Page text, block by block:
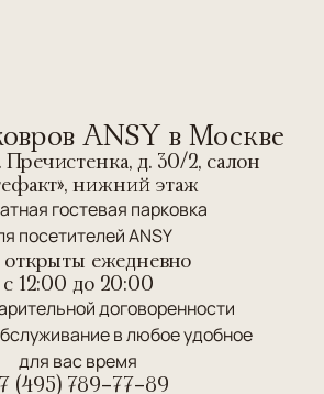
ANSY в Москве
д. 30/2, салон
нижний этаж
гостевая парковка
посетителей ANSY
ежедневно
c 12:00 до 20:00
договоренности
в любое удобное
для вас время
(495) 789-77-89